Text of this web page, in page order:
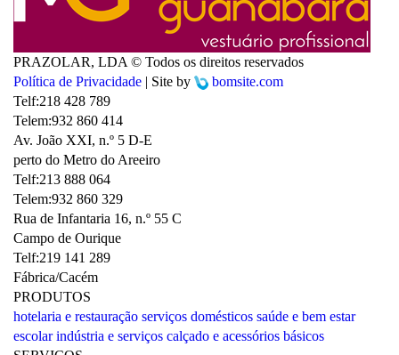
PRAZOLAR, LDA © Todos os direitos reservados
Política de Privacidade | Site by
bomsite.com
Telf:218 428 789
Telem:932 860 414
Av. João XXI, n.º 5 D-E
perto do Metro do Areeiro
Telf:213 888 064
Telem:932 860 329
Rua de Infantaria 16, n.º 55 C
Campo de Ourique
Telf:219 141 289
Fábrica/Cacém
PRODUTOS
hotelaria e restauração serviços domésticos saúde e bem estar
escolar indústria e serviços calçado e acessórios básicos